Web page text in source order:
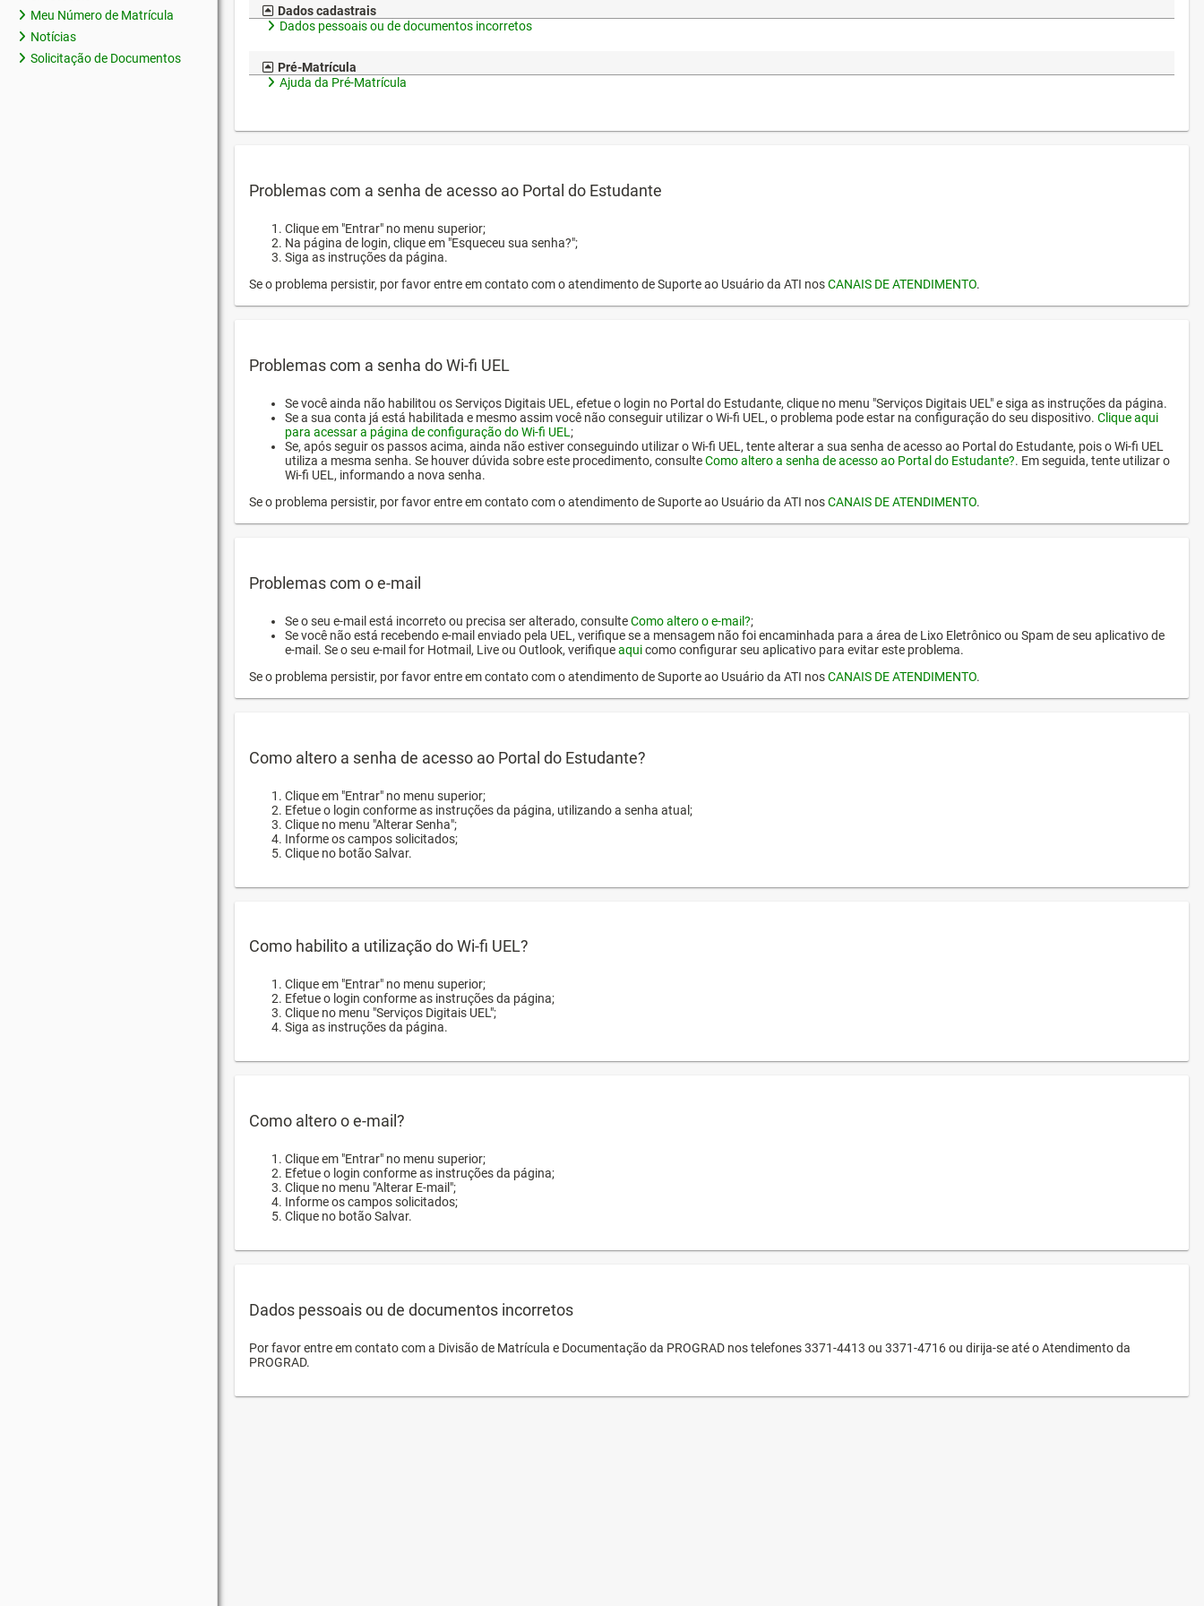
Meu Número de Matrícula
Notícias
Solicitação de Documentos
Dados cadastrais
Dados pessoais ou de documentos incorretos
Pré-Matrícula
Ajuda da Pré-Matrícula
Problemas com a senha de acesso ao Portal do Estudante
Clique em "Entrar" no menu superior;
Na página de login, clique em "Esqueceu sua senha?";
Siga as instruções da página.
Se o problema persistir, por favor entre em contato com o atendimento de Suporte ao Usuário da ATI nosCANAIS DE ATENDIMENTO.
Problemas com a senha do Wi-fi UEL
Se você ainda não habilitou os Serviços Digitais UEL, efetue o login no Portal do Estudante, clique no menu "Serviços Digitais UEL" e siga as instruções da página.
Se a sua conta já está habilitada e mesmo assim você não conseguir utilizar o Wi-fi UEL, o problema pode estar na configuração do seu dispositivo. Clique aqui
para acessar a página de configuração do Wi-fi UEL ;
Se, após seguir os passos acima, ainda não estiver conseguindo utilizar o Wi-fi UEL, tente alterar a sua senha de acesso ao Portal do Estudante, pois o Wi-fi UEL
utiliza a mesma senha. Se houver dúvida sobre este procedimento, consulteComo altero a senha de acesso ao Portal do Estudante?. Em seguida, tente utilizar o
Wi-fi UEL, informando a nova senha.
Se o problema persistir, por favor entre em contato com o atendimento de Suporte ao Usuário da ATI nosCANAIS DE ATENDIMENTO.
Problemas com o e-mail
Se o seu e-mail está incorreto ou precisa ser alterado, consulteComo altero o e-mail?;
Se você não está recebendo e-mail enviado pela UEL, verifique se a mensagem não foi encaminhada para a área de Lixo Eletrônico ou Spam de seu aplicativo de
e-mail. Se o seu e-mail for Hotmail, Live ou Outlook, verifiqueaquicomo configurar seu aplicativo para evitar este problema.
Se o problema persistir, por favor entre em contato com o atendimento de Suporte ao Usuário da ATI nosCANAIS DE ATENDIMENTO.
Como altero a senha de acesso ao Portal do Estudante?
Clique em "Entrar" no menu superior;
Efetue o login conforme as instruções da página, utilizando a senha atual;
Clique no menu "Alterar Senha";
Informe os campos solicitados;
Clique no botão Salvar.
Como habilito a utilização do Wi-fi UEL?
Clique em "Entrar" no menu superior;
Efetue o login conforme as instruções da página;
Clique no menu "Serviços Digitais UEL";
Siga as instruções da página.
Como altero o e-mail?
Clique em "Entrar" no menu superior;
Efetue o login conforme as instruções da página;
Clique no menu "Alterar E-mail";
Informe os campos solicitados;
Clique no botão Salvar.
Dados pessoais ou de documentos incorretos
Por favor entre em contato com a Divisão de Matrícula e Documentação da PROGRAD nos telefones 3371-4413 ou 3371-4716 ou dirija-se até o Atendimento da
PROGRAD.